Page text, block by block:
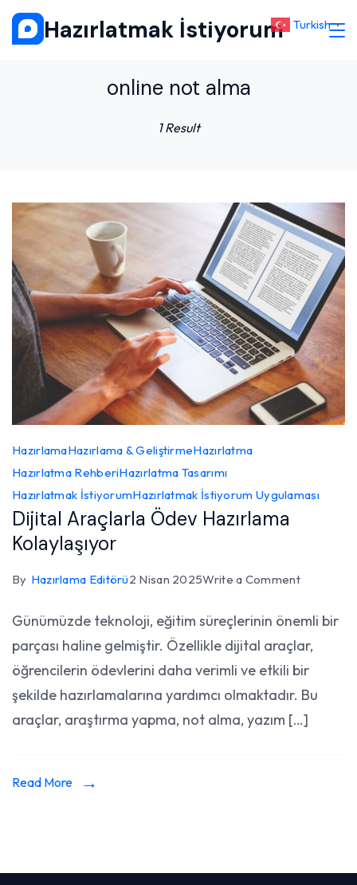
Skip
Hazırlatmak İstiyorum
online not alma
1 Result
HazırlamaHazırlama & GeliştirmeHazırlatma
Hazırlatma RehberiHazırlatma Tasarımı
Hazırlatmak İstiyorumHazırlatmak İstiyorum Uygulaması
Dijital Araçlarla Ödev Hazırlama
Kolaylaşıyor
By Hazırlama Editörü2 Nisan 2025Write a Commenton
Araçlarla
Ödev
Hazırlama
Günümüzde teknoloji, eğitim süreçlerinin önemli bir
parçası haline gelmiştir. Özellikle dijital araçlar,
öğrencilerin ödevlerini daha verimli ve etkili bir
şekilde hazırlamalarına yardımcı olmaktadır. Bu
araçlar, araştırma yapma, not alma, yazım […]
Read More
Turkish ▼